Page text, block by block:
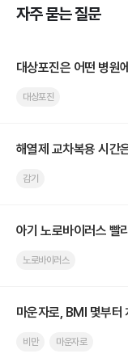
자주 묻는 질문
대상포진은 어떤 병원
대상포진
해열제 교차복용 시간
감기
아기 노로바이러스 빨
노로바이러스
마운자로, BMI 몇부터
비만 마운자로